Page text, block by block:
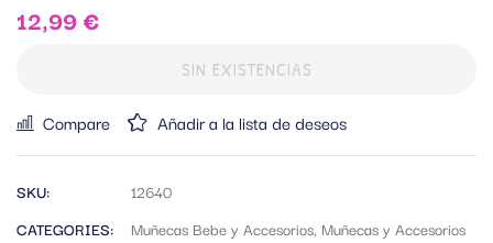
12,99€
SIN EXISTENCIAS
Compare Añadir a la lista de deseos
SKU:
12640
CATEGORIES:
Muñecas Bebe y Accesorios, Muñecas y Accesorios